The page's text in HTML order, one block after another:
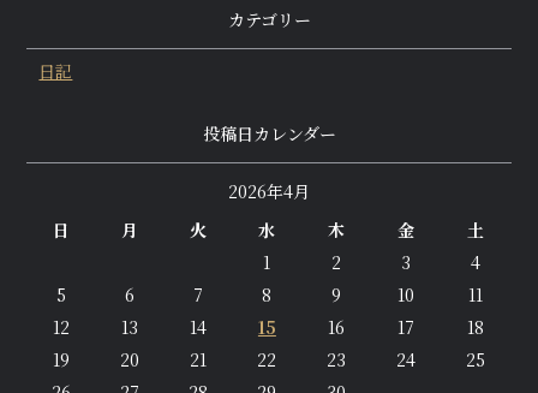
カテゴリー
日記
投稿日カレンダー
2026年4月
日
月 火 水 木 金
土
1
2 3
4
5
6 7 8 9 10
11
12
13 14 15 16 17
18
19
20 21 22 23 24
25